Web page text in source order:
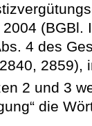
(BGBl.
4 des
2859),
2 und 3
die